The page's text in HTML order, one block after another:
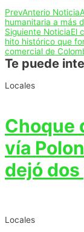
PrevAnterio Noticia
humanitaria a más
Siguiente NoticiaEl
hito histórico que
comercial de
Te puede
Locales
Choque
vía
dejó
Locales